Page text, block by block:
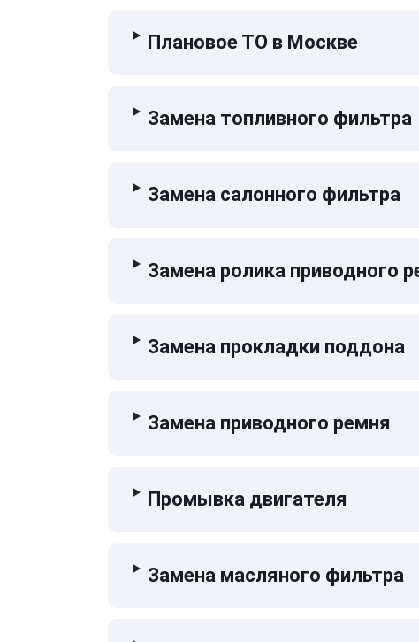
Плановое ТО в Москве
Замена топливного фильтра
Замена салонного фильтра
Замена ролика приводного
Замена прокладки поддона
Замена приводного ремня
Промывка двигателя
Замена масляного фильтра